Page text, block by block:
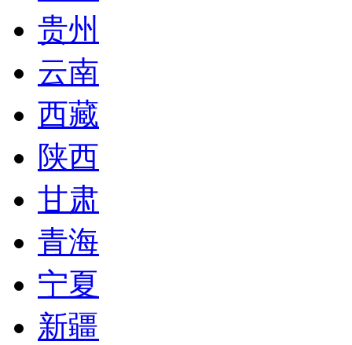
贵州
云南
西藏
陕西
甘肃
青海
宁夏
新疆